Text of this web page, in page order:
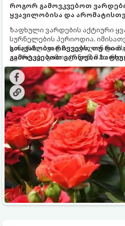
როგორ გამოვკვებოთ
ყვავილობისა და
ზაფხული ვარდების აქტიური
სურნელების პერიოდია.
ხანგრძლივად იყვავილონ და
კვირტები გამოიტანონ, მათ
გამოკვება სჭირდებათ.
მოთხოვნილებები იცვლება,
ვიცოდეთ, რომელი სასუქები
გთავაზობთ რჩევებს, თუ
გამოვკვებოთ ვარდები
შედეგის მისაღწევად: